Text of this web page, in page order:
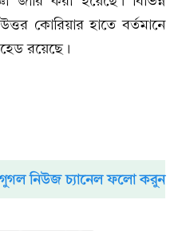
কোরিয়ার হাতে বর্তমানে
রয়েছে।
নিউজ চ্যানেল ফলো করুন